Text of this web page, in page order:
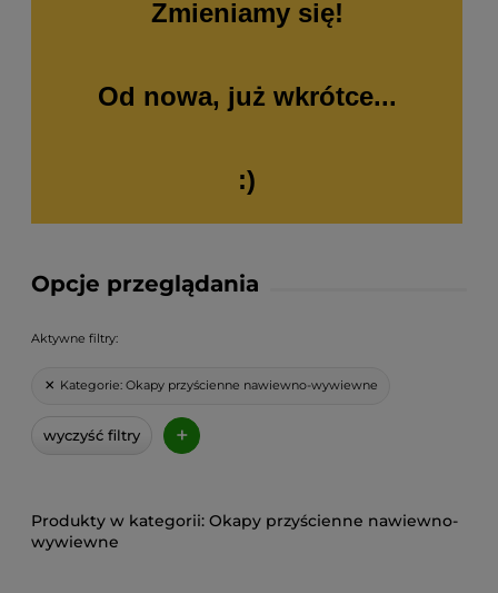
Zmieniamy się!
Od nowa, już wkrótce...
:)
Opcje przeglądania
Aktywne filtry:
Kategorie: Okapy przyścienne nawiewno-wywiewne
wyczyść filtry +
Okapy przyścienne nawiewno-
wywiewne